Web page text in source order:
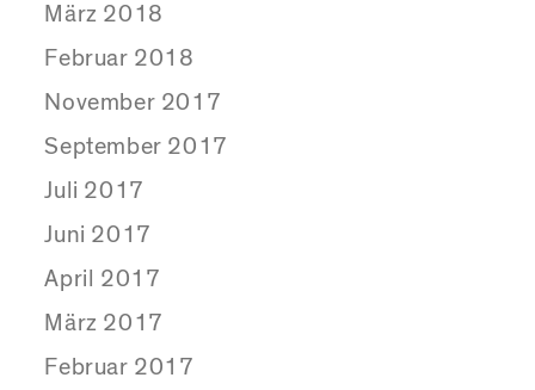
März 2018
Februar 2018
November 2017
September 2017
Juli 2017
Juni 2017
April 2017
März 2017
Februar 2017